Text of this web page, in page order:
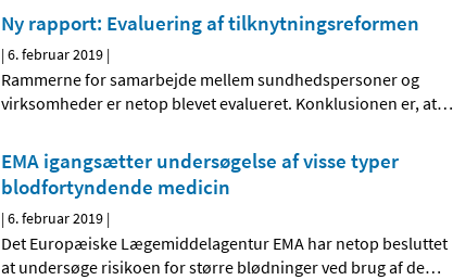
Ny rapport: Evaluering af tilknytningsreformen
|6. februar 2019 |
Rammerne for samarbejde mellem sundhedspersoner og
virksomheder er netop blevet evalueret. Konklusionen er, at…
EMA igangsætter undersøgelse af visse typer
blodfortyndende medicin
|6. februar 2019 |
Det Europæiske Lægemiddelagentur EMA har netop besluttet
at undersøge risikoen for større blødninger ved brug af de…